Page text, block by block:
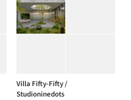
Villa Fifty-Fifty /
Studioninedots